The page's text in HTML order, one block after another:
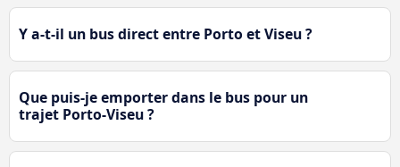
Y a-t-il un bus direct entre Porto et Viseu ?
Que puis-je emporter dans le bus pour un
trajet Porto-Viseu ?